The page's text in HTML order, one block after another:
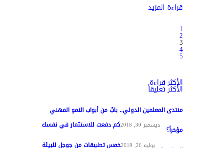
قراءة المزيد
1
2
3
4
5
الأكثر قراءة
الأكثر تعليقاً
منتدى المعلمين الدولي.. بابٌ من أبواب النمو المهني
تغطيات ديسمبر 30, 2018 كم دفعت للاستثمار في نفسك مؤخراً؟
مواد عامة يوليو 26, 2019 خمس تطبيقات من جوجل للبيئة